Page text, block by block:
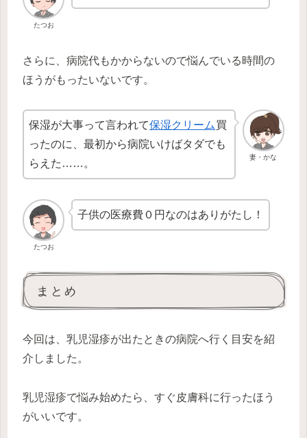
たつお
さらに、病院代もかからないので悩んでいる時間の
ほうがもったいないです。
妻・かな
保湿が大事って言われて保湿クリーム 買
ったのに、最初から病院いけばタダでも
らえた……。
たつお
子供の医療費０円なのはありがたし！
まとめ
今回は、乳児湿疹が出たときの病院へ行く目安を紹
介しました。
乳児湿疹で悩み始めたら、すぐ皮膚科に行ったほう
がいいです。